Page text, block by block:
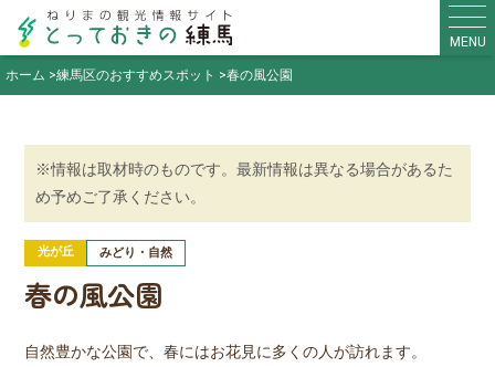
MENU
ホーム
練馬区のおすすめスポット 春の風公園
※情報は取材時のものです。最新情報は異なる場合があるた
め予めご了承ください。
光が丘 みどり・自然
春の風公園
自然豊かな公園で、春にはお花見に多くの人が訪れます。